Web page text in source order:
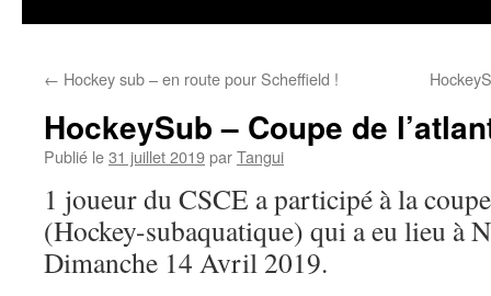
← Hockey sub – en route pour Scheffield !
HockeySub – Coupe de
Publié le31 juillet 2019parTangui
1 joueur du CSCE a participé à la
(Hockey-subaquatique) qui a eu lieu à
Dimanche 14 Avril 2019.